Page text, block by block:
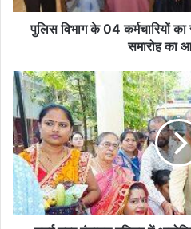
विदाई
का
आयोजन...
पुलिस विभाग के 04 कर्मचारियों का
समारोह का
उतई
नगर
पंचायत
परिसर
में
आयोजित
सुशासन
तिहार
में